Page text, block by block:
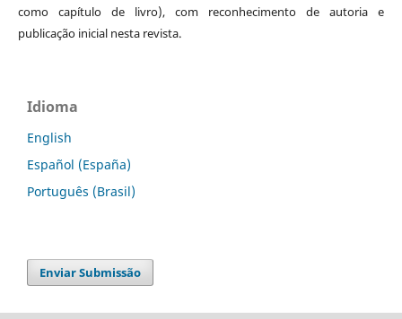
como capítulo de livro), com reconhecimento de autoria e
publicação inicial nesta revista.
Idioma
English
Español (España)
Português (Brasil)
Enviar Submissão